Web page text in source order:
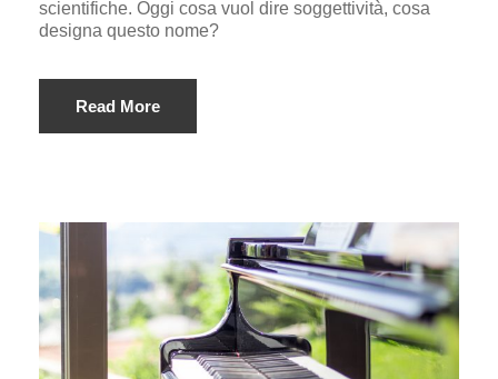
scientifiche. Oggi cosa vuol dire soggettività, cosa
designa questo nome?
Read More